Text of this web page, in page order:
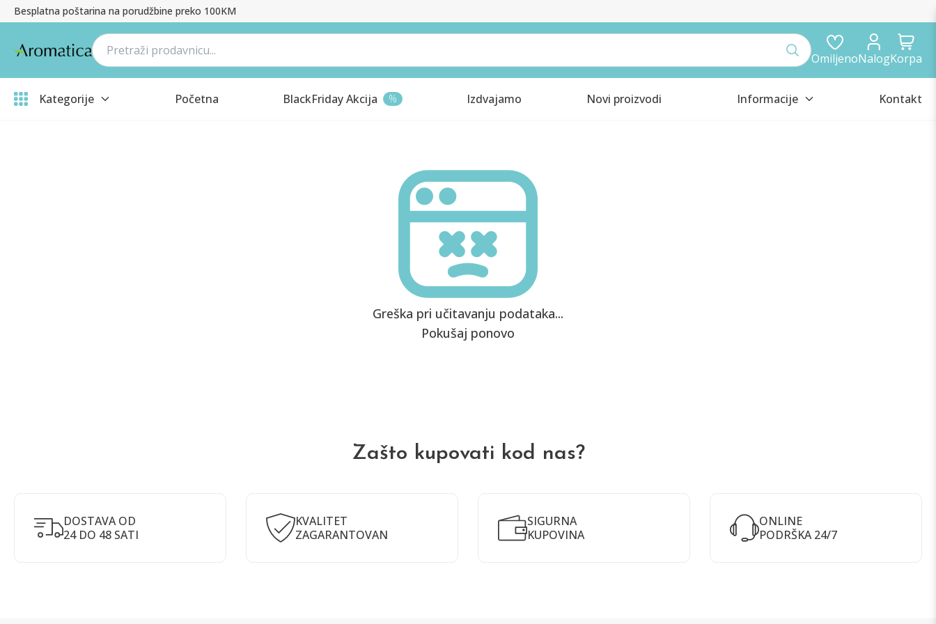
Besplatna poštarina na porudžbine preko 100KM
OmiljenoNalogKorpa
Kategorije Početna BlackFriday Akcija % Izdvajamo Novi proizvodi Informacije Kontakt
Greška pri učitavanju podataka...
Pokušaj ponovo
Zašto kupovati kod nas?
DOSTAVA OD
24 DO 48 SATI
KVALITET
ZAGARANTOVAN
SIGURNA
KUPOVINA
ONLINE
PODRŠKA 24/7